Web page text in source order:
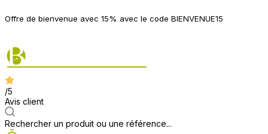
Offre de bienvenue avec 15% avec le code BIENVENUE15
/5
Avis client
Rechercher un produit ou une référence...